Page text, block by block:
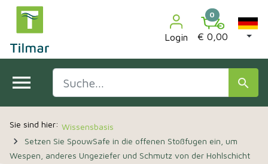
Login
0
€ 0,00
menu search
Wissensbasis
navigate_next
Setzen Sie SpouwSafe in die offenen Stoßfugen ein, um
Wespen, anderes Ungeziefer und Schmutz von der Hohlschicht